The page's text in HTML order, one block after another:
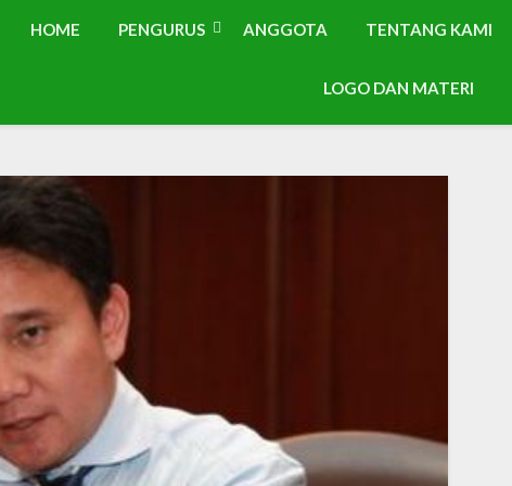
HOME PENGURUS ANGGOTA TENTANG KAMI
LOGO DAN MATERI